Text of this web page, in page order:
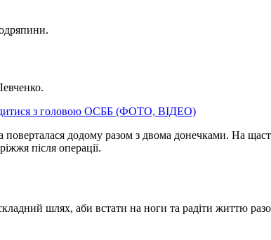
з головою ОСББ (ФОТО, ВІДЕО)
додому разом з двома донечками. На
після операції.
шлях, аби встати на ноги та радіти життю